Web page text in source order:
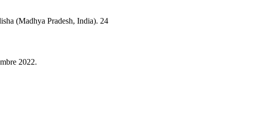
(Madhya Pradesh, India). 24
2022.